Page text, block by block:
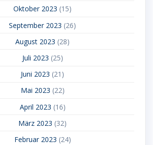
Oktober 2023 (15)
September 2023 (26)
August 2023 (28)
Juli 2023 (25)
Juni 2023 (21)
Mai 2023 (22)
April 2023 (16)
März 2023 (32)
Februar 2023 (24)